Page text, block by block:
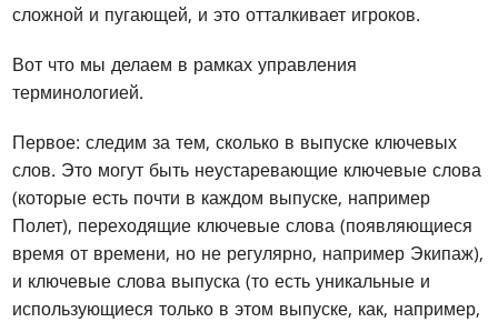
сложной и пугающей, и это отталкивает игроков.
Вот что мы делаем в рамках управления
терминологией.
Первое: следим за тем, сколько в выпуске ключевых
слов. Это могут быть неустаревающие ключевые слова
(которые есть почти в каждом выпуске, например
Полет), переходящие ключевые слова (появляющиеся
время от времени, но не регулярно, например Экипаж),
и ключевые слова выпуска (то есть уникальные и
использующиеся только в этом выпуске, как, например,